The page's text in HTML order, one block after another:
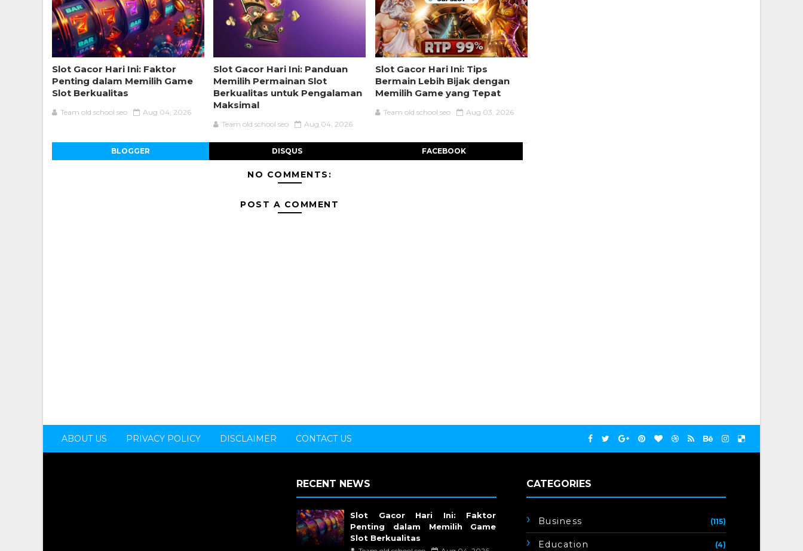
Slot Gacor Hari Ini: Faktor
Penting dalam Memilih Game
Slot Berkualitas
Team old school seo Aug 04, 2026
Slot Gacor Hari Ini: Panduan
Memilih Permainan Slot
Berkualitas untuk Pengalaman
Maksimal
Team old school seo Aug 04, 2026
Slot Gacor Hari Ini: Tips
Bermain Lebih Bijak dengan
Memilih Game yang Tepat
Team old school seo Aug 03, 2026
BLOGGER DISQUS FACEBOOK
NO COMMENTS:
POST A COMMENT
ABOUT US PRIVACY POLICY DISCLAIMER CONTACT US
RECENT NEWS
Slot Gacor Hari Ini: Faktor
Penting dalam Memilih Game
Slot Berkualitas
CATEGORIES
Business (115)
Education (4)